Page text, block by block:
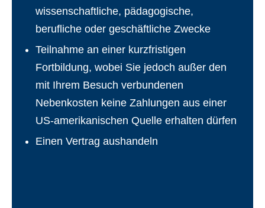
wissenschaftliche, pädagogische,
berufliche oder geschäftliche Zwecke
Teilnahme an einer kurzfristigen
Fortbildung, wobei Sie jedoch außer den
mit Ihrem Besuch verbundenen
Nebenkosten keine Zahlungen aus einer
US-amerikanischen Quelle erhalten dürfen
Einen Vertrag aushandeln